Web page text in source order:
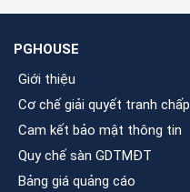
PGHOUSE
Giới thiệu
Cơ chế giải quyết tranh chấp
Cam kết bảo mật thông tin
Quy chế sàn GDTMĐT
Bảng giá quảng cáo